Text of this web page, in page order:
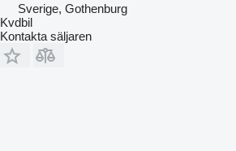
Sverige, Gothenburg
Kvdbil
Kontakta säljaren